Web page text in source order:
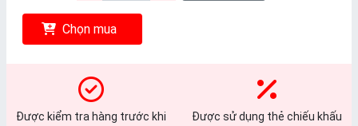
Chọn mua
Được kiểm tra hàng trước khi
Được sử dụng thẻ chiếu khấu